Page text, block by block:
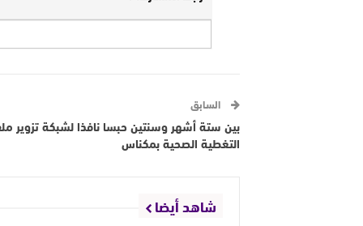
السابق
بين ستة أشهر وسنتين حبسا نافذا لشبكة تزوير
التغطية الصحية بمكناس
شاهد أيضا